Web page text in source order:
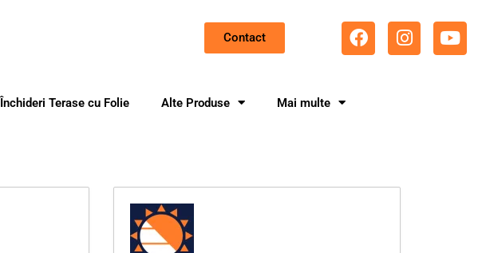
Contact
Închideri Terase cu Folie Alte Produse Mai multe